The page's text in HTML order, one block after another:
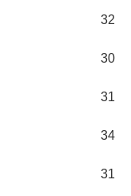
32
30
31
34
31